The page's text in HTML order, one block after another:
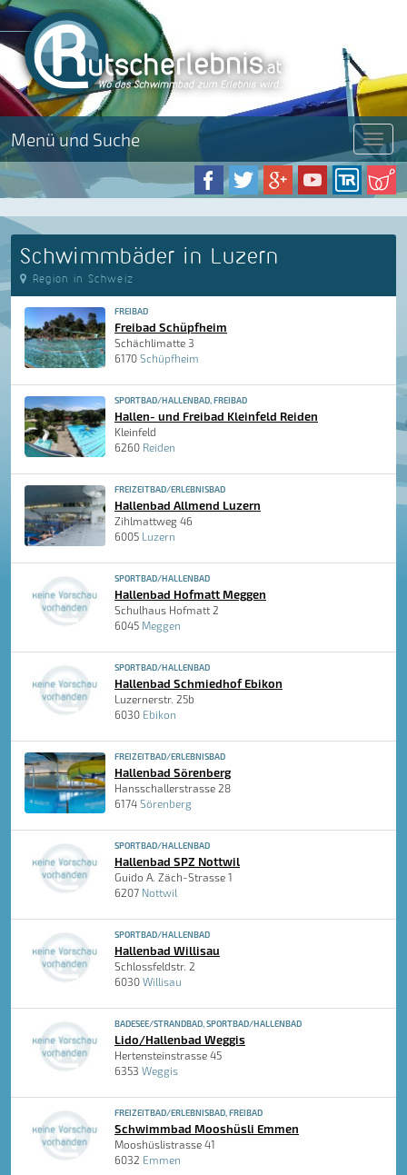
Menü und Suche Menü
Schwimmbäder in Luzern
Region in Schweiz
FREIBAD
Freibad Schüpfheim
Schächlimatte 3
6170 Schüpfheim
SPORTBAD/HALLENBAD, FREIBAD
Hallen- und Freibad Kleinfeld Reiden
Kleinfeld
6260 Reiden
FREIZEITBAD/ERLEBNISBAD
Hallenbad Allmend Luzern
Zihlmattweg 46
6005 Luzern
SPORTBAD/HALLENBAD
Hallenbad Hofmatt Meggen
Schulhaus Hofmatt 2
6045 Meggen
SPORTBAD/HALLENBAD
Hallenbad Schmiedhof Ebikon
Luzernerstr. 25b
6030 Ebikon
FREIZEITBAD/ERLEBNISBAD
Hallenbad Sörenberg
Hansschallerstrasse 28
6174 Sörenberg
SPORTBAD/HALLENBAD
Hallenbad SPZ Nottwil
Guido A. Zäch-Strasse 1
6207 Nottwil
SPORTBAD/HALLENBAD
Hallenbad Willisau
Schlossfeldstr. 2
6030 Willisau
BADESEE/STRANDBAD, SPORTBAD/HALLENBAD
Lido/Hallenbad Weggis
Hertensteinstrasse 45
6353 Weggis
FREIZEITBAD/ERLEBNISBAD, FREIBAD
Schwimmbad Mooshüsli Emmen
Mooshüslistrasse 41
6032 Emmen